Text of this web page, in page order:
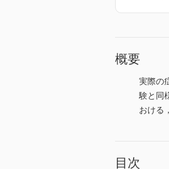
概要
実際の
験と同
おける
目次